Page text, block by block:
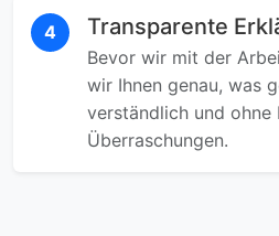
4 Transparente
Bevor wir mit der
wir Ihnen genau, was
verständlich und ohne
Überraschungen.